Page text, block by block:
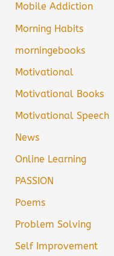
Mobile Addiction
Morning Habits
morningebooks
Motivational
Motivational Books
Motivational Speech
News
Online Learning
PASSION
Poems
Problem Solving
Self Improvement